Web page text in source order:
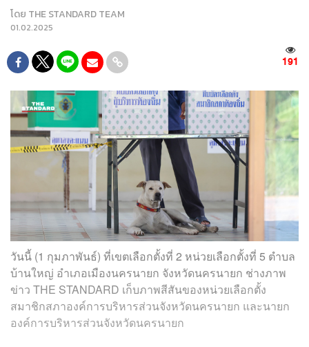
โดย THE STANDARD TEAM
01.02.2025
191
วันนี้ (1 กุมภาพันธ์) ที่เขตเลือกตั้งที่ 2 หน่วยเลือกตั้งที่ 5 ตำบล
บ้านใหญ่ อำเภอเมืองนครนายก จังหวัดนครนายก ช่างภาพ
ข่าว THE STANDARD เก็บภาพสีสันของหน่วยเลือกตั้ง
สมาชิกสภาองค์การบริหารส่วนจังหวัดนครนายก และนายก
องค์การบริหารส่วนจังหวัดนครนายก